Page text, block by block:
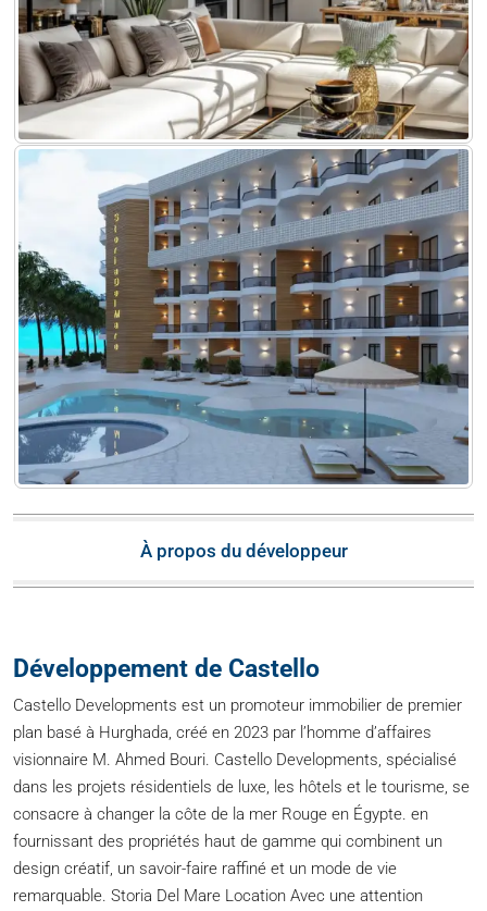
À propos du développeur
Développement de Castello
Castello Developments est un promoteur immobilier de premier
plan basé à Hurghada, créé en 2023 par l’homme d’affaires
visionnaire M. Ahmed Bouri. Castello Developments, spécialisé
dans les projets résidentiels de luxe, les hôtels et le tourisme, se
consacre à changer la côte de la mer Rouge en Égypte. en
fournissant des propriétés haut de gamme qui combinent un
design créatif, un savoir-faire raffiné et un mode de vie
remarquable. Storia Del Mare Location Avec une attention